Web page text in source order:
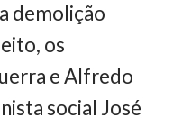
demolição
os
e Alfredo
social José